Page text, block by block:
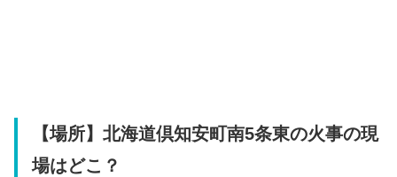
【場所】北海道倶知安町南5条東の火事の現
場はどこ？